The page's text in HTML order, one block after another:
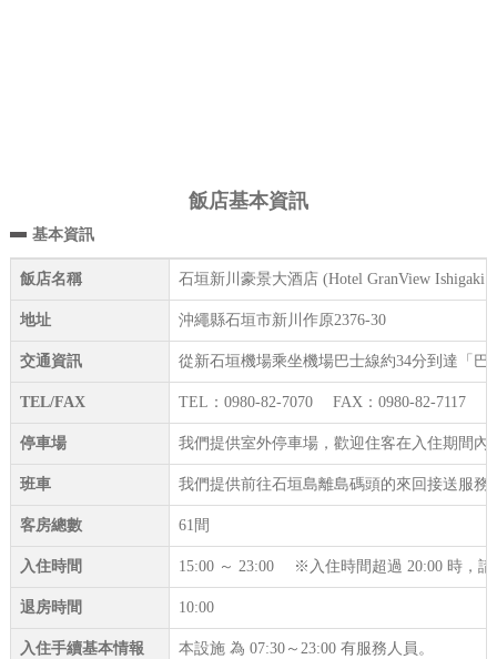
飯店基本資訊
基本資訊
飯店名稱 石垣新川豪景大酒店 (Hotel GranView Ishigaki
地址 沖繩縣石垣市新川作原2376-30
交通資訊 從新石垣機場乘坐機場巴士線約34分到達「
TEL/FAX TEL：0980-82-7070 FAX：0980-82-7117
停車場 我們提供室外停車場，歡迎住客在入住期間
班車 我們提供前往石垣島離島碼頭的來回接送服
客房總數 61間
入住時間 15:00 ～ 23:00 ※入住時間超過 20:00 時，請
退房時間 10:00
入住手續基本情報 本設施 為 07:30～23:00 有服務人員。